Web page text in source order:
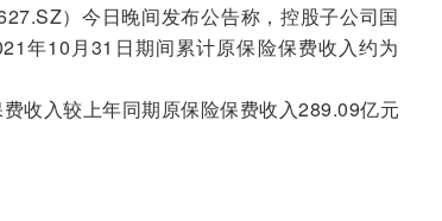
）今日晚间发布公告称，控股子公司国
年10月31日期间累计原保险保费收入约为
入较上年同期原保险保费收入289.09亿元